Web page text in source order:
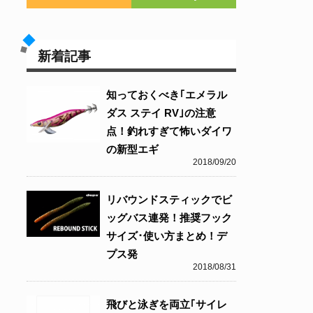
新着記事
2018/09/20
知っておくべき｢エメラル
ダス ステイ RV｣の注意
点！釣れすぎて怖いダイワ
の新型エギ
2018/08/31
リバウンドスティックでビ
ッグバス連発！推奨フック
サイズ･使い方まとめ！デ
プス発
飛びと泳ぎを両立｢サイレ